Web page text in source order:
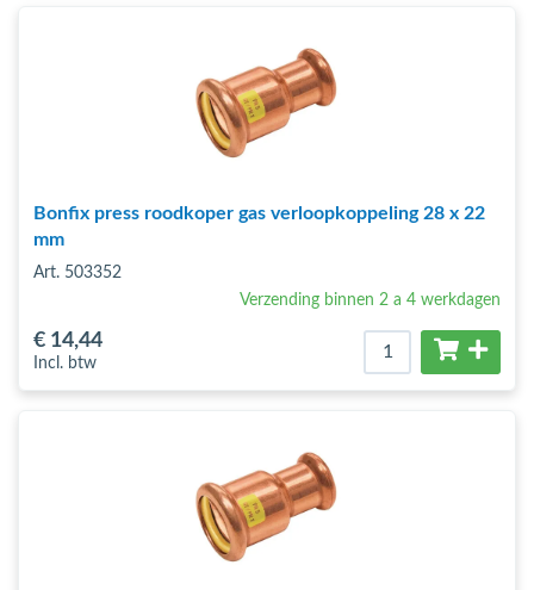
Bonfix press roodkoper gas verloopkoppeling 28 x 22
mm
Art. 503352
Verzending binnen 2 a 4 werkdagen
€ 14,44
Incl. btw